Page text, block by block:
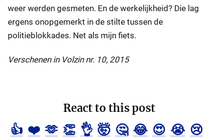
weer werden gesmeten. En de werkelijkheid? Die lag
ergens onopgemerkt in de stilte tussen de
politieblokkades. Net als mijn fiets.
Verschenen in Volzin nr. 10, 2015
React to this post
👍 ❤️ 🫶 👏 👌 🤯 🤔 😂 😍 😭 😢